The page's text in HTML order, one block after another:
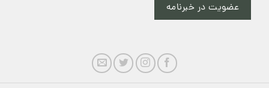
عضویت در خبرنامه